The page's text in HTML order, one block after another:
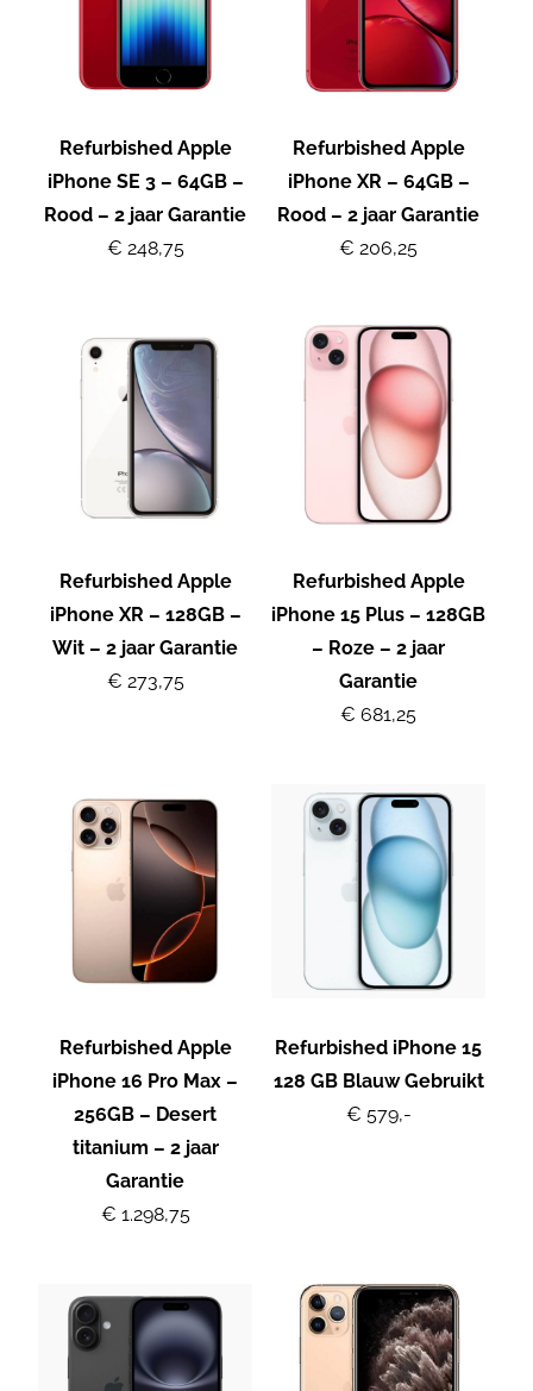
Refurbished Apple
iPhone SE 3 – 64GB –
Rood – 2 jaar Garantie
€ 248,75
Refurbished Apple
iPhone XR – 64GB –
Rood – 2 jaar Garantie
€ 206,25
Refurbished Apple
iPhone XR – 128GB –
Wit – 2 jaar Garantie
€ 273,75
Refurbished Apple
iPhone 15 Plus – 128GB
– Roze – 2 jaar
Garantie
€ 681,25
Refurbished Apple
iPhone 16 Pro Max –
256GB – Desert
titanium – 2 jaar
Garantie
€ 1.298,75
Refurbished iPhone 15
128 GB Blauw Gebruikt
€ 579,-